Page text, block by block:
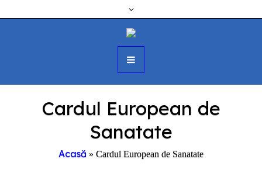
Cardul European de
Sanatate
Acasă » Cardul European de Sanatate